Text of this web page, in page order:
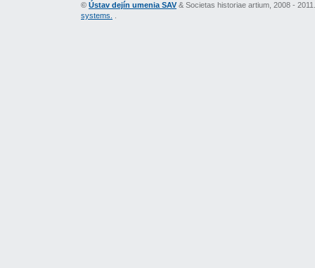
© Ústav dejín umenia SAV & Societas historiae artium, 2008 -
systems.